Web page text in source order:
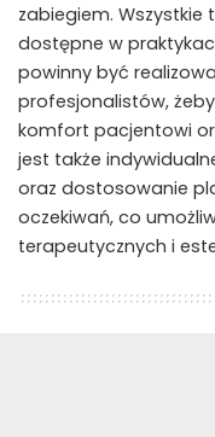
zabiegiem.
dostępne w
powinny być
profesjonalistów,
komfort pacjentowi
jest także
oraz dostosowanie
oczekiwań, co
terapeutycznych i